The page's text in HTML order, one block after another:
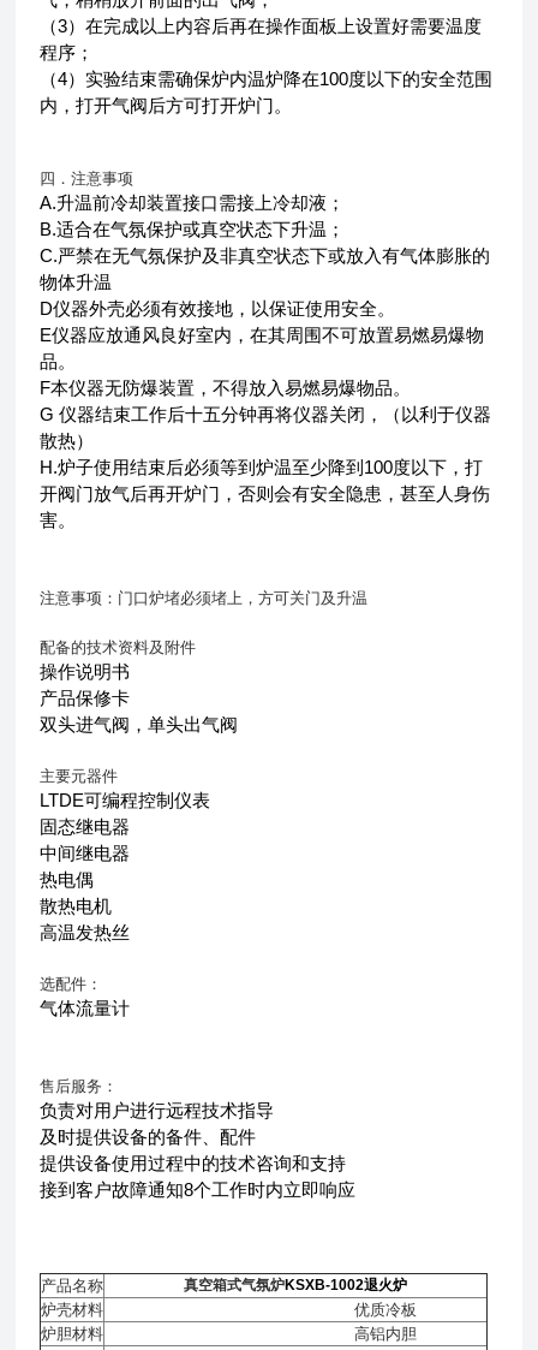
（3）在完成以上内容后再在操作面板上设置好需要温度
程序；
（4）实验结束需确保炉内温炉降在100度以下的安全范围
内，打开气阀后方可打开炉门。
四．注意事项
A.升温前冷却装置接口需接上冷却液；
B.适合在气氛保护或真空状态下升温；
C.严禁在无气氛保护及非真空状态下或放入有气体膨胀的
物体升温
D仪器外壳必须有效接地，以保证使用安全。
E仪器应放通风良好室内，在其周围不可放置易燃易爆物
品。
F本仪器无防爆装置，不得放入易燃易爆物品。
G 仪器结束工作后十五分钟再将仪器关闭，（以利于仪器
散热）
H.炉子使用结束后必须等到炉温至少降到100度以下，打
开阀门放气后再开炉门，否则会有安全隐患，甚至人身伤
害。
注意事项：门口炉堵必须堵上，方可关门及升温
配备的技术资料及附件
操作说明书
产品保修卡
双头进气阀，单头出气阀
主要元器件
LTDE可编程控制仪表
固态继电器
中间继电器
热电偶
散热电机
高温发热丝
选配件：
气体流量计
售后服务：
负责对用户进行远程技术指导
及时提供设备的备件、配件
提供设备使用过程中的技术咨询和支持
接到客户故障通知8个工作时内立即响应
产品名称 真空箱式气氛炉KSXB-1002退火炉
炉壳材料 优质冷板
炉胆材料 高铝内胆